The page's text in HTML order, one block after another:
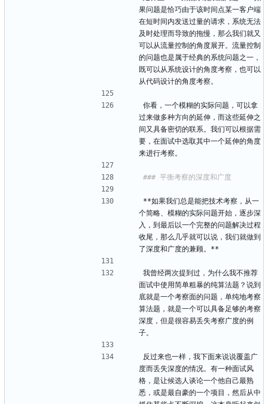
果问题是恰巧由于该时间点某一客户端
在短时间内发送过量的请求，系统无法
及时处理而导致的拖慢，那么我们就又
可以从流量控制的角度展开。流量控制
的问题也是属于经典的系统问题之一，
既可以从系统设计的角度考察，也可以
从代码设计的角度考察。
你看，一个模糊的实际问题，可以拿
过来做多种方向的延伸，而这些延伸之
间又具备密切的联系。我们可以根据需
要，在面试中选取其中一个延伸的角度
来进行考察。
**如果我们总是能把技术考察，从一
个简略、模糊的实际问题开始，逐步深
入，到最后以一个完整的问题解决过程
收尾，那么几乎就可以说，我们就做到
了深度和广度的兼顾。**
我曾经两次提到过，为什么我不推荐
面试中使用简单粗暴的纯算法题？说到
底就是一个考察面的问题，单纯地考察
算法题，就是一个可以具备足够的考察
深度，但是很容易丢失考察广度的例
子。
反过来也一样，我下面来说说覆盖广
度而丢失深度的情况。有一种面试风
格，是让候选人谈论一个他自己最熟
悉，或是最自豪的一个项目，然后从中